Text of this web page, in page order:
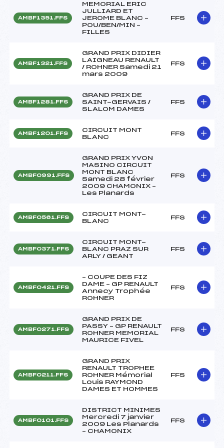
AMBF1351.FFS
MEMORIAL ERIC
JULLIARD ET
JEROME BLANC –
POU/BEN/MIN –
FILLES
FFS
AMBF1321.FFS
GRAND PRIX DIDIER
LAIGNEAU RENAULT
/ ROHNER Samedi 21
mars 2009
FFS
AMBF1281.FFS
GRAND PRIX DE
SAINT-GERVAIS /
SLALOM DAMES
FFS
AMBF1201.FFS
CIRCUIT MONT
BLANC
FFS
AMBF0991.FFS
GRAND PRIX YVON
MASINO CIRCUIT
MONT BLANC
Samedi 28 février
2009 CHAMONIX –
Les Planards
FFS
AMBF0561.FFS
CIRCUIT MONT-
BLANC
FFS
AMBF0371.FFS
CIRCUIT MONT-
BLANC PRAZ SUR
ARLY / GEANT
FFS
AMBF0421.FFS
– COUPE DES FIZ
DAME – GP RENAULT
Annecy Trophée
ROHNER
FFS
AMBF0271.FFS
GRAND PRIX DE
PASSY – GP RENAULT
ROHNER MEMORIAL
MAURICE FIVEL
FFS
AMBF0211.FFS
GRAND PRIX
RENAULT TROPHEE
ROHNER Mémorial
Louis RAYMOND
DAMES ET HOMMES
FFS
AMBF0101.FFS
DISTRICT MINIMES
Mercredi 7 janvier
2009 Les Planards
– CHAMONIX
FFS